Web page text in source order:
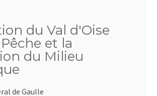
du Val d'Oise
et la
du Milieu
de Gaulle